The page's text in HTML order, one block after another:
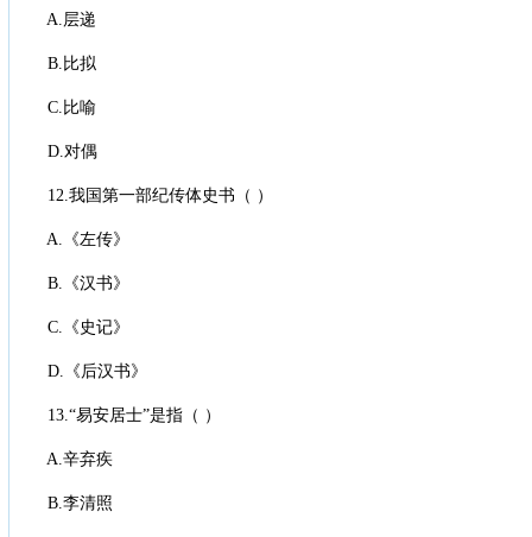
A.层递
B.比拟
C.比喻
D.对偶
12.我国第一部纪传体史书（ ）
A.《左传》
B.《汉书》
C.《史记》
D.《后汉书》
13.“易安居士”是指（ ）
A.辛弃疾
B.李清照